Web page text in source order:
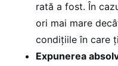
rată a fost. În
ori mai mare
condițiile în care
Expunerea